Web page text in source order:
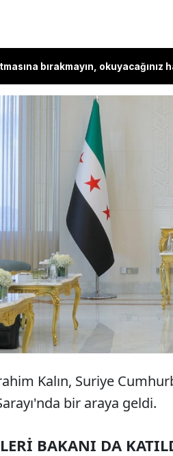
bırakmayın, okuyacağınız
MİT
geldi.
Kalın, Suriye
bir araya geldi.
BAKANI DA